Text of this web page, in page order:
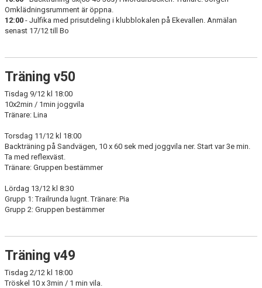
Omklädningsrumment är öppna.
12:00 - Julfika med prisutdeling i klubblokalen på Ekevallen. Anmälan
senast 17/12 till Bo
Träning v50
Tisdag 9/12 kl 18:00
10x2min / 1min joggvila
Tränare: Lina
Torsdag 11/12 kl 18:00
Backträning på Sandvägen, 10 x 60 sek med joggvila ner. Start var 3e min.
Ta med reflexväst.
Tränare: Gruppen bestämmer
Lördag 13/12 kl 8:30
Grupp 1: Trailrunda lugnt. Tränare: Pia
Grupp 2: Gruppen bestämmer
Träning v49
Tisdag 2/12 kl 18:00
Tröskel 10 x 3min / 1 min vila.